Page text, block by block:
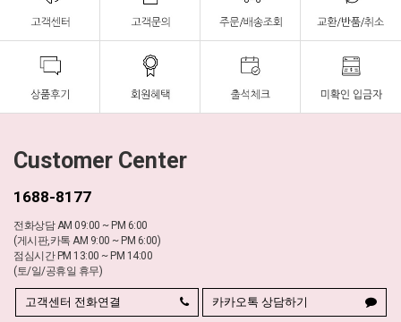
Customer Center
1688-8177
전화상담 AM 09:00 ~ PM 6:00
(게시판,카톡 AM 9:00 ~ PM 6:00)
점심시간 PM 13:00 ~ PM 14:00
(토/일/공휴일 휴무)
고객센터 전화연결 카카오톡 상담하기